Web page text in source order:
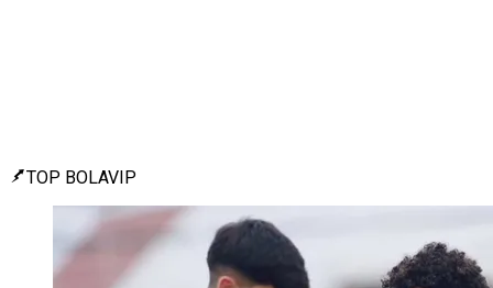
TOP BOLAVIP